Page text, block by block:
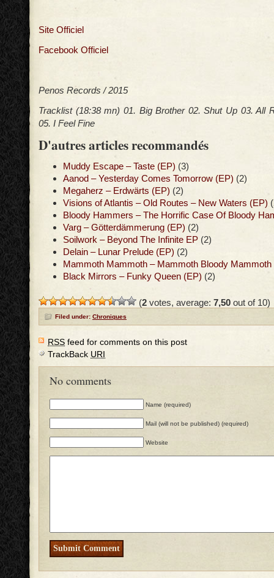
Site Officiel
Facebook Officiel
Penos Records / 2015
Tracklist (18:38 mn) 01. Big Brother 02. Shut Up 03. All
05. I Feel Fine
D'autres articles recommandés
Muddy Escape – Taste (EP) (3)
Aanod – Yesterday Comes Tomorrow (EP) (2)
Megaherz – Erdwärts (EP) (2)
Visions of Atlantis – Old Routes – New Waters (EP)
Bloody Hammers – The Horrific Case Of Bloody
Varg – Götterdämmerung (EP) (2)
Soilwork – Beyond The Infinite EP (2)
Delain – Lunar Prelude (EP) (2)
Mammoth Mammoth – Mammoth Bloody Mammoth
Black Mirrors – Funky Queen (EP) (2)
(2 votes, average: 7,50 out of 10)
Filed under: Chroniques
RSS feed for comments on this post
TrackBack URI
No comments
Name (required)
Mail (will not be published) (required)
Website